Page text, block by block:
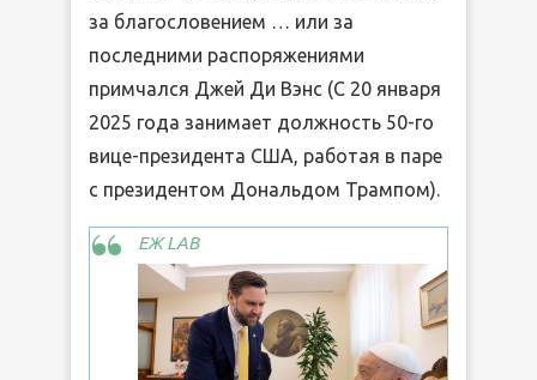
за благословением … или за
последними распоряжениями
примчался Джей Ди Вэнс (С 20 января
2025 года занимает должность 50-го
вице-президента США, работая в паре
с президентом Дональдом Трампом).
ЕЖ LAB